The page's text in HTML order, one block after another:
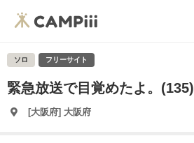
ソロ フリーサイト
緊急放送で目覚めたよ。(135)
[大阪府] 大阪府